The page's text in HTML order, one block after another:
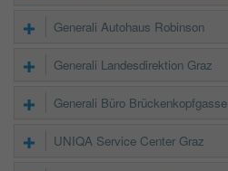
Generali Autohaus Robinson
Generali Landesdirektion Graz
Generali Büro Brückenkopfgasse
UNIQA Service Center Graz